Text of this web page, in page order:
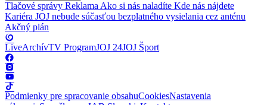
Tlačové správy Reklama Ako si nás naladíte Kde nás nájdete
Kariéra JOJ nebude súčasťou bezplatného vysielania cez anténu
Akčný plán
LiveArchívTV ProgramJOJ 24JOJ Šport
Podmienky pre spracovanie obsahuCookiesNastavenia